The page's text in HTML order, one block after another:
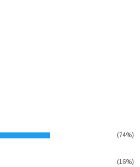
(74%)
(16%)